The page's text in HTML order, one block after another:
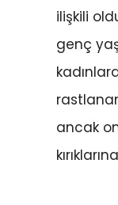
ilişkili
genç
ancak